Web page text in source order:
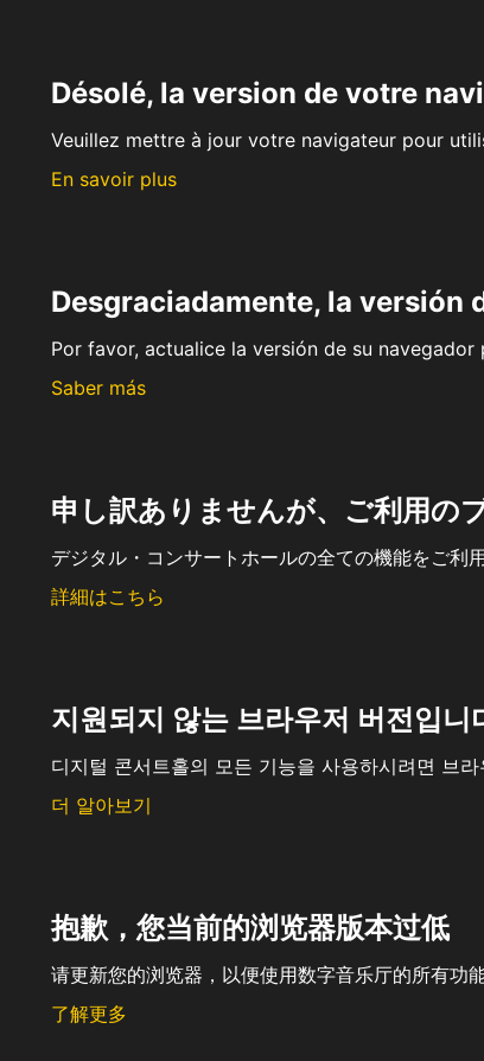
Désolé, la version de votre
Veuillez mettre à jour votre navigateur pour
En savoir plus
Desgraciadamente, la versión
Por favor, actualice la versión de su
Saber más
申し訳ありませんが、ご利用の
デジタル・コンサートホールの全ての機能をご利
詳細はこちら
지원되지 않는 브라우저 버전입니
디지털 콘서트홀의 모든 기능을 사용하시려면 브
더 알아보기
抱歉，您当前的浏览器版本过低
请更新您的浏览器，以便使用数字音乐厅的所有功能
了解更多